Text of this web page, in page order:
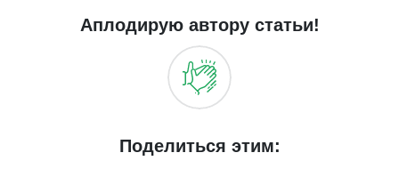
Аплодирую автору статьи!
Поделиться этим: